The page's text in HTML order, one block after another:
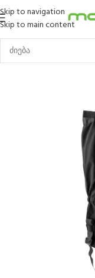
Skip to navigation
Skip to main content